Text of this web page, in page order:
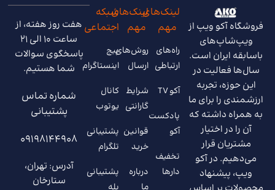
فروشگاه آکو ویپ از
ویپ‌شاپ‌های
باسابقه ایران است.
سال‌ها فعالیت در
این حوزه، تجربه
ارزشمندی را برای ما
به همراه داشته که
آن را در اختیار
مشتریان قرار
می‌دهیم. در آکو
ویپ، پیشنهاد
لینک‌های
مهم
راه‌های
ارتباطی
آکو TV
پادکست
آکو
تخفیف
دارها
لینک‌های
مهم
روش‌های
ارسال
شرایط
گارانتی
قوانین
خرید
درباره
شبکه
اجتماعی
پیج
اینستاگرام
کانال
یوتوب
پشتیبانی
تلگرام
پشتیبانی
هفت روز هفته، از
ساعت 10 الی 21
پاسخگوی سوالات
شما هستیم.
شماره تماس
پشتیبانی
09198144908
آدرس: تهران،
ستارخان